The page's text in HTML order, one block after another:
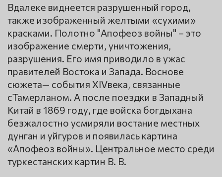
Вдалеке виднеется разрушенный город,
также изображенный желтыми «сухими»
красками. Полотно "Апофеоз войны" – это
изображение смерти, уничтожения,
разрушения. Его имя приводило в ужас
правителей Востока и Запада. Воснове
сюжета— события XIVвека, связанные
сТамерланом. А после поездки в Западный
Китай в 1869 году, где войска богдыхана
безжалостно усмиряли востание местных
дунган и уйгуров и появилась картина
«Апофеоз войны». Центральное место среди
туркестанских картин В. В.